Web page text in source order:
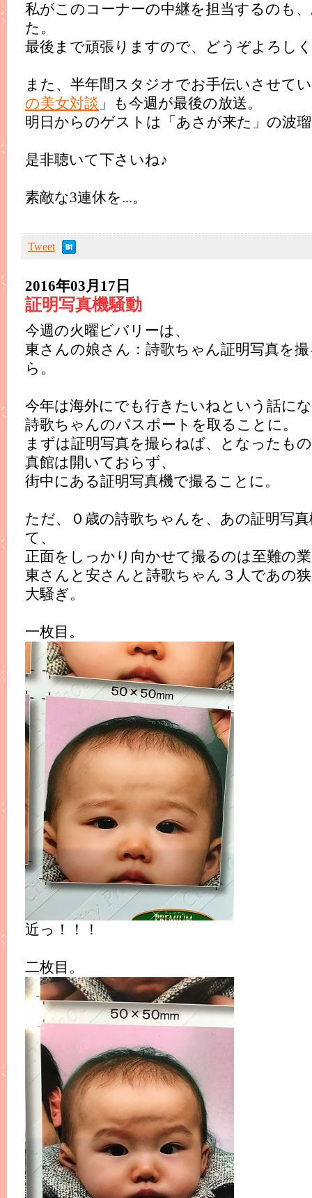
私がこのコーナーの中継を担当するのも
た。
最後まで頑張りますので、どうぞよろし
また、半年間スタジオでお手伝いさせて
の美女対談 」も今週が最後の放送。
明日からのゲストは「あさが来た」の波
是非聴いて下さいね♪
素敵な3連休を...。
Tweet
2016年03月17日
証明写真機騒動
今週の火曜ビバリーは、
東さんの娘さん：詩歌ちゃん証明写真を
ら。
今年は海外にでも行きたいねという話に
詩歌ちゃんのパスポートを取ることに。
まずは証明写真を撮らねば、となったも
真館は開いておらず、
街中にある証明写真機で撮ることに。
ただ、０歳の詩歌ちゃんを、あの証明写
て、
正面をしっかり向かせて撮るのは至難の
東さんと安さんと詩歌ちゃん３人であの
大騒ぎ。
一枚目。
近っ！！！
二枚目。